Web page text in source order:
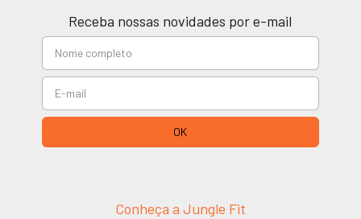
Receba nossas novidades por e-mail
Conheça a Jungle Fit